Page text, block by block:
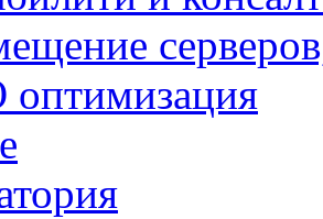
оптимизация